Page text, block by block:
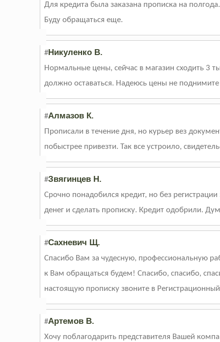
Для кредита была заказана прописка на
Буду обращаться еще.
#Никуленко В.
Нормальные цены, сейчас в магазин сходить 3
должно оставаться. Надеюсь цены не поднимите
#Алмазов К.
Прописали в течение дня, но курьер вез
побыстрее привезти. Так все устроило,
#Звягинцев Н.
Срочно понадобился кредит, но без
денег и сделать прописку. Кредит одобрили.
#Сахневич Щ.
Спасибо Вам за чудесную, профессиональную
к Вам обращаться будем! Спасибо, спасибо,
настоящую прописку звоните в
#Артемов В.
Хочу поблагодарить представителя Вашей